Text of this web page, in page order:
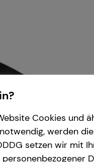
Cookies und
werden
setzen wir mit